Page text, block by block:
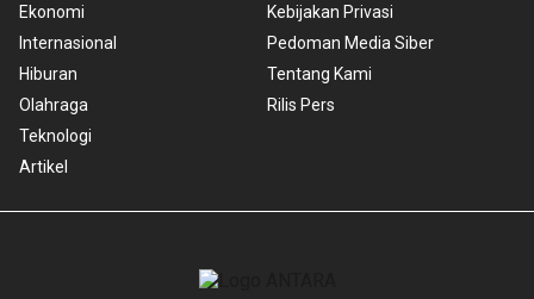
Ekonomi
Internasional
Hiburan
Olahraga
Teknologi
Artikel
Kebijakan Privasi
Pedoman Media Siber
Tentang Kami
Rilis Pers